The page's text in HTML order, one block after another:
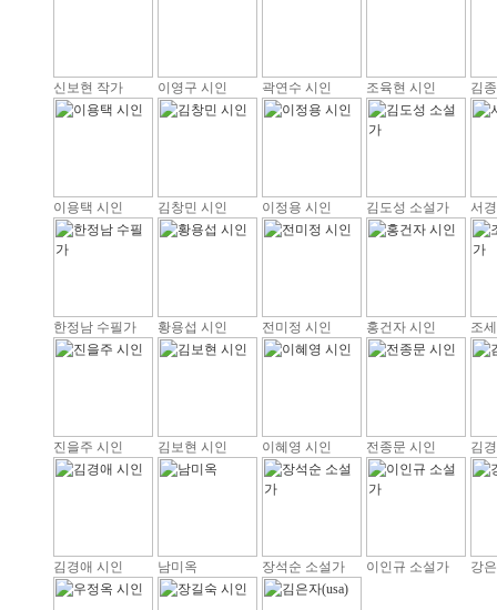
신보현 작가 이영구 시인 곽연수 시인 조육현 시인 김
이용택 시인 김창민 시인 이정용 시인 김도성 소설가 서
한정남 수필가 황용섭 시인 전미정 시인 홍건자 시인 조
진을주 시인 김보현 시인 이혜영 시인 전종문 시인 김
김경애 시인 남미옥 장석순 소설가 이인규 소설가 강